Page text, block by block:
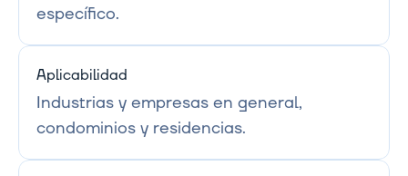
específico.
Aplicabilidad
Industrias y empresas en general,
condominios y residencias.